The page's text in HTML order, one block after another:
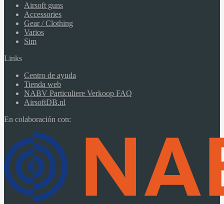
Airsoft guns
Accessories
Gear / Clothing
Varios
Sim
Links
Centro de ayuda
Tienda web
NABV Particuliere Verkoop FAQ
AirsoftDB.nl
En colaboración con: